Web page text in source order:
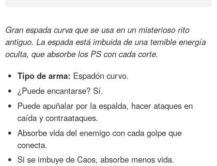
Gran espada curva que se usa en un misterioso rito
antiguo. La espada está imbuida de una temible energía
oculta, que absorbe los PS con cada corte.
Tipo de arma: Espadón curvo.
¿Puede encantarse? Sí.
Puede apuñalar por la espalda, hacer ataques en
caída y contraataques.
Absorbe vida del enemigo con cada golpe que
conecta.
Si se imbuye de Caos, absorbe menos vida.